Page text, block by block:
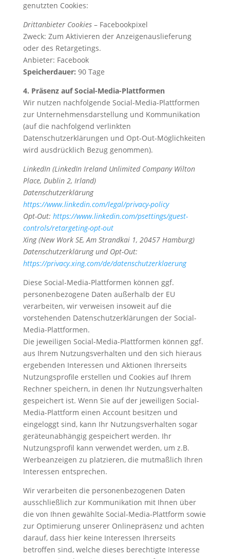
genutzten Cookies:
Drittanbieter Cookies– Facebookpixel
Zweck: Zum Aktivieren der Anzeigenauslieferung
oder des Retargetings.
Anbieter: Facebook
Speicherdauer: 90 Tage
4. Präsenz auf Social-Media-Plattformen
Wir nutzen nachfolgende Social-Media-Plattformen
zur Unternehmensdarstellung und Kommunikation
(auf die nachfolgend verlinkten
Datenschutzerklärungen und Opt-Out-Möglichkeiten
wird ausdrücklich Bezug genommen).
LinkedIn (LinkedIn Ireland Unlimited Company Wilton
Place, Dublin 2, Irland)
Datenschutzerklärung
https://www.linkedin.com/legal/privacy-policy
Opt-Out: https://www.linkedin.com/psettings/guest-
controls/retargeting-opt-out
Xing (New Work SE, Am Strandkai 1, 20457 Hamburg)
Datenschutzerklärung und Opt-Out:
https://privacy.xing.com/de/datenschutzerklaerung
Diese Social-Media-Plattformen können ggf.
personenbezogene Daten außerhalb der EU
verarbeiten, wir verweisen insoweit auf die
vorstehenden Datenschutzerklärungen der Social-
Media-Plattformen.
Die jeweiligen Social-Media-Plattformen können ggf.
aus Ihrem Nutzungsverhalten und den sich hieraus
ergebenden Interessen und Aktionen Ihrerseits
Nutzungsprofile erstellen und Cookies auf Ihrem
Rechner speichern, in denen Ihr Nutzungsverhalten
gespeichert ist. Wenn Sie auf der jeweiligen Social-
Media-Plattform einen Account besitzen und
eingeloggt sind, kann Ihr Nutzungsverhalten sogar
geräteunabhängig gespeichert werden. Ihr
Nutzungsprofil kann verwendet werden, um z.B.
Werbeanzeigen zu platzieren, die mutmaßlich Ihren
Interessen entsprechen.
Wir verarbeiten die personenbezogenen Daten
ausschließlich zur Kommunikation mit Ihnen über
die von Ihnen gewählte Social-Media-Plattform sowie
zur Optimierung unserer Onlinepräsenz und achten
darauf, dass hier keine Interessen Ihrerseits
betroffen sind, welche dieses berechtigte Interesse